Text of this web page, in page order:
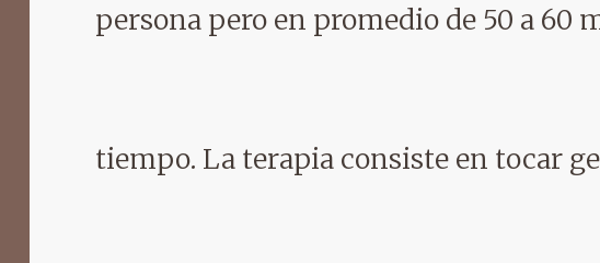
persona pero en promedio de 50 a 60
tiempo. La terapia consiste en tocar